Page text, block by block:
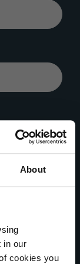
About
in our
cookies you